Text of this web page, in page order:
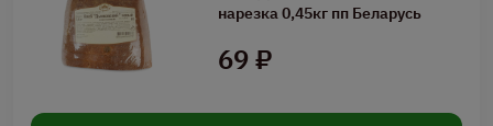
нарезка 0,45кг пп Беларусь
69 ₽